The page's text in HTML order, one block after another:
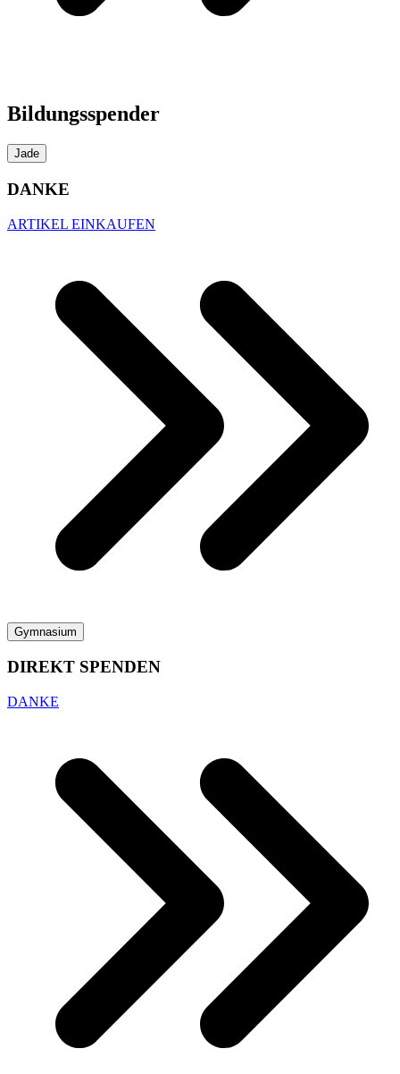
Bildungsspender
Jade
DANKE
ARTIKEL EINKAUFEN
Gymnasium
DIREKT SPENDEN
DANKE